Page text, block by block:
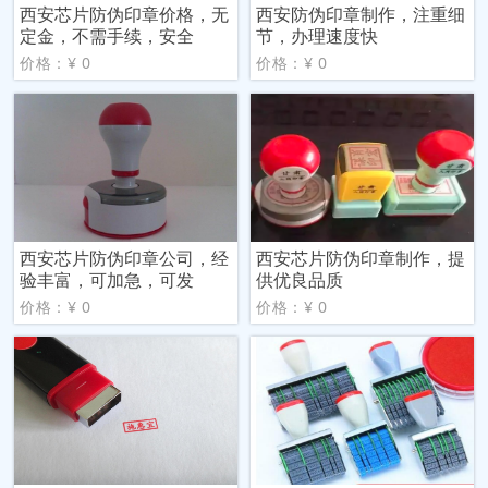
西安芯片防伪印章价格，无
定金，不需手续，安全
价格：¥ 0
西安防伪印章制作，注重细
节，办理速度快
价格：¥ 0
西安芯片防伪印章公司，经
验丰富，可加急，可发
价格：¥ 0
西安芯片防伪印章制作，提
供优良品质
价格：¥ 0